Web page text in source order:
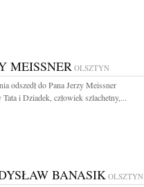
MEISSNER OLSZTYN
odszedł do Pana Jerzy Meissner
Tata i Dziadek, człowiek szlachetny,...
BANASIK OLSZTYN